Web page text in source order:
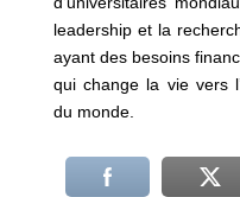
leadership et la
ayant des besoins
qui change la vie vers
du monde.